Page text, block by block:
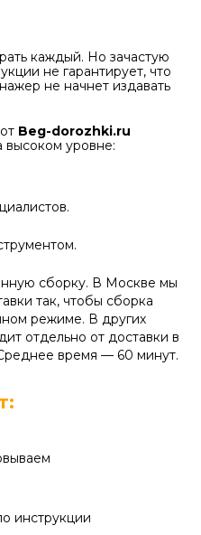
каждый. Но зачастую
не гарантирует, что
не начнет издавать
Beg-dorozhki.ru
высоком уровне:
сборку. В Москве мы
так, чтобы сборка
режиме. В других
отдельно от доставки в
время — 60 минут.
инструкции